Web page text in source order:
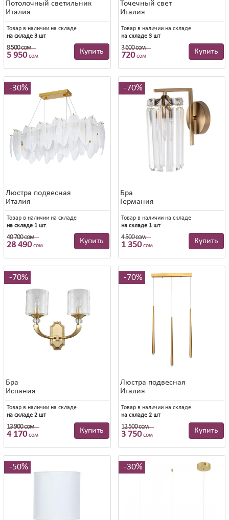
Потолочный светильник
Италия
Товар в наличии на складе
на складе 3 шт
8 500 сом
5 950сом
Купить
Точечный свет
Италия
Товар в наличии на складе
на складе 3 шт
3 600 сом
720сом
Купить
Люстра подвесная
Италия
Товар в наличии на складе
на складе 1 шт
40 700 сом
28 490сом
Купить
30%
Бра
Германия
Товар в наличии на складе
на складе 1 шт
4 500 сом
1 350сом
Купить
70%
Бра
Испания
Товар в наличии на складе
на складе 2 шт
13 900 сом
4 170сом
Купить
70%
Люстра подвесная
Италия
Товар в наличии на складе
на складе 2 шт
12 500 сом
3 750сом
Купить
70%
50% 30%